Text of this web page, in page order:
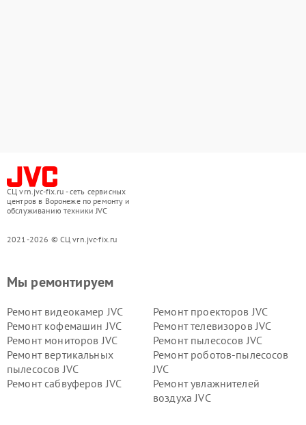
СЦ vrn.jvc-fix.ru - сеть сервисных
центров в Воронеже по ремонту и
обслуживанию техники JVC
2021-2026 © СЦ vrn.jvc-fix.ru
Мы ремонтируем
Ремонт видеокамер JVC
Ремонт проекторов JVC
Ремонт кофемашин JVC
Ремонт телевизоров JVC
Ремонт мониторов JVC
Ремонт пылесосов JVC
Ремонт вертикальных
пылесосов JVC
Ремонт роботов-пылесосов
JVC
Ремонт сабвуферов JVC
Ремонт увлажнителей
воздуха JVC